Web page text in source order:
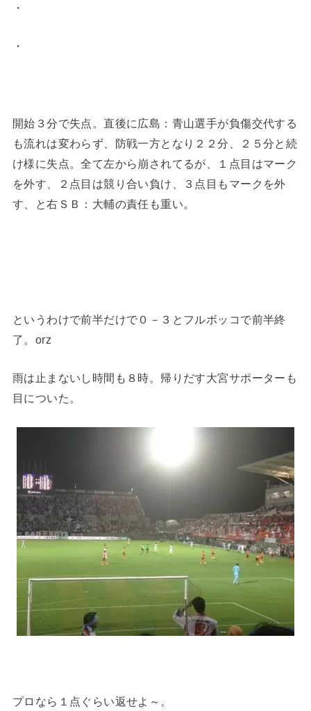
・
・
開始３分で失点。直後に広島：青山選手が負傷交代する
も流れは変わらず、防戦一方となり２２分、２５分と続
け様に失点。全て左から崩されてるが、１点目はマーク
を外す、２点目は競り合い負け、３点目もマークを外
す、と右ＳＢ：大輔の責任も重い。
というわけで前半だけで０－３とフルボッコで前半終
了。orz
雨は止まないし時間も８時。帰りだす大宮サポーターも
目についた。
プロなら１点ぐらい返せよ～。